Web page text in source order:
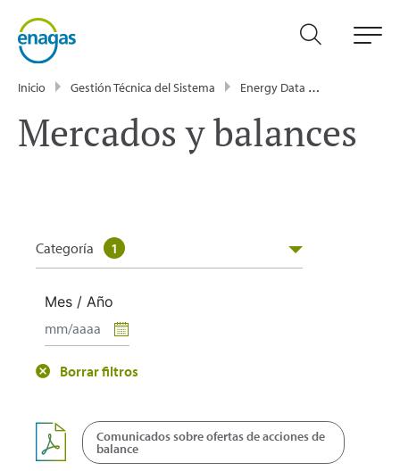
Inicio Gestión Técnica del Sistema Energy Data
Mercados y balances
Categoría 1
Mes / Año
Borrar filtros
Comunicados sobre ofertas de acciones de
balance